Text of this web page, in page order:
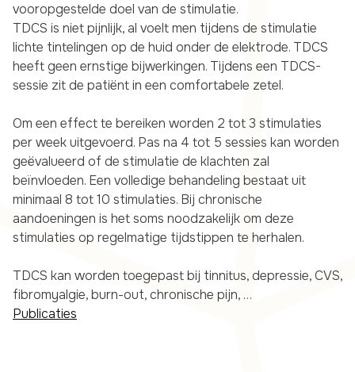
vooropgestelde doel van de stimulatie.
TDCS is niet pijnlijk, al voelt men tijdens de stimulatie
lichte tintelingen op de huid onder de elektrode. TDCS
heeft geen ernstige bijwerkingen. Tijdens een TDCS-
sessie zit de patiënt in een comfortabele zetel.
Om een effect te bereiken worden 2 tot 3 stimulaties
per week uitgevoerd. Pas na 4 tot 5 sessies kan worden
geëvalueerd of de stimulatie de klachten zal
beïnvloeden. Een volledige behandeling bestaat uit
minimaal 8 tot 10 stimulaties. Bij chronische
aandoeningen is het soms noodzakelijk om deze
stimulaties op regelmatige tijdstippen te herhalen.
TDCS kan worden toegepast bij tinnitus, depressie, CVS,
fibromyalgie, burn-out, chronische pijn, …
Publicaties